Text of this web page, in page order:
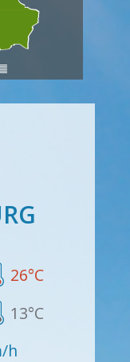
26°C
13°C
h